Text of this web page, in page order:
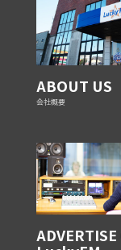
ABOUT US
会社概要
ADVERTISE